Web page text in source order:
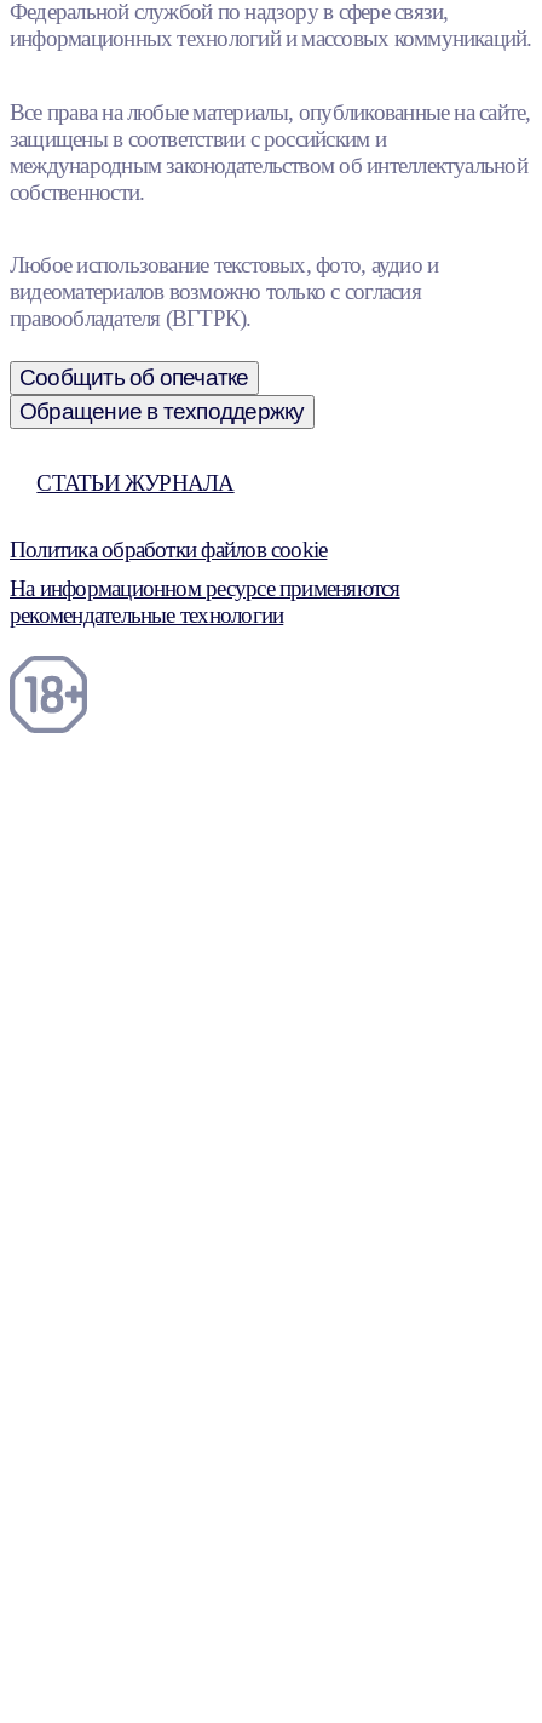
Федеральной службой по надзору в сфере связи,
информационных технологий и массовых коммуникаций.
Все права на любые материалы, опубликованные на сайте,
защищены в соответствии с российским и
международным законодательством об интеллектуальной
собственности.
Любое использование текстовых, фото, аудио и
видеоматериалов возможно только с согласия
правообладателя (ВГТРК).
Сообщить об опечатке
Обращение в техподдержку
СТАТЬИ ЖУРНАЛА
Политика обработки файлов cookie
На информационном ресурсе применяются
рекомендательные технологии